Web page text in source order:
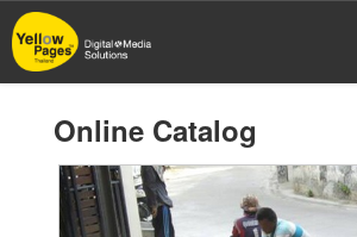
Skip
to
main
Online Catalog